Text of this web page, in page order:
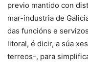
previo mantido con
mar-industria de
das funcións e
litoral, é dicir, a súa
terreos-, para